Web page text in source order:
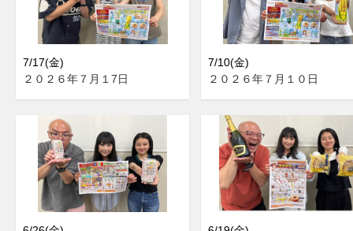
7/17(金)
２０２６年７月１7日
7/10(金)
２０２６年７月１０日